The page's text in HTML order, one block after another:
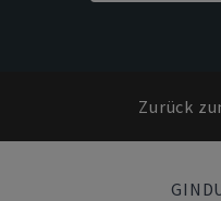
Zurück